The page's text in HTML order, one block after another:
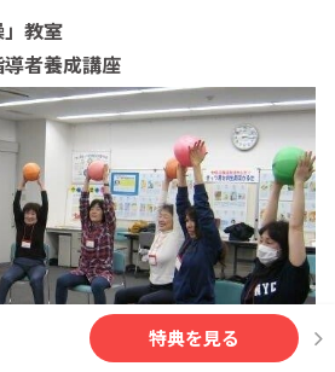
特典を見る
」教室
導者養成講座